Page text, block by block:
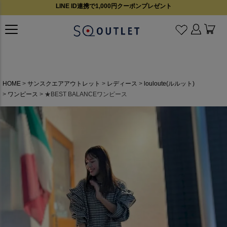
LINE ID連携で1,000円クーポンプレゼント
HOME サンスクエアアウトレット レディース
louloute(ルルット)
ワンピース
★BEST BALANCEワンピース